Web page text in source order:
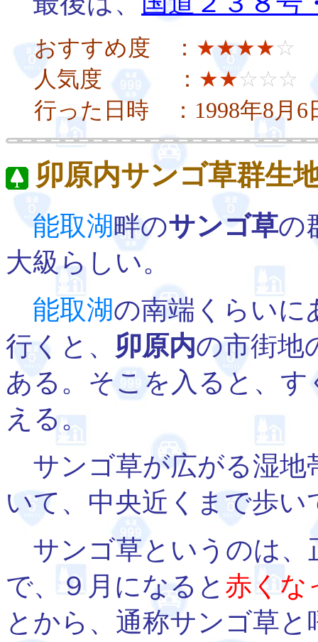
おすすめ度 ： ★★★★☆
人気度 ： ★★☆☆☆
行った日時 ：1998年8月
卯原内サンゴ草群生
能取湖畔のサンゴ草の
大級らしい。
能取湖の南端くらいに
行くと、 卯原内の市街地
ある。そこを入ると、
える。
サンゴ草が広がる湿地
いて、中央近くまで歩い
サンゴ草というのは、
で、９月になると 赤くな
とから、通称サンゴ草